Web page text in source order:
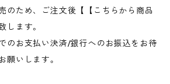
のため、ご注文後【【こちらから商品
します。
のお支払い決済/銀行へのお振込をお待
願いします。